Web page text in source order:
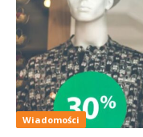
Wiadomości